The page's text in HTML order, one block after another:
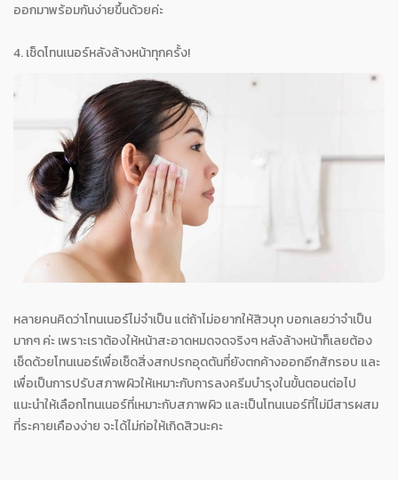
ออกมาพร้อมกันง่ายขึ้นด้วยค่ะ
4. เช็ดโทนเนอร์หลังล้างหน้าทุกครั้ง!
หลายคนคิดว่าโทนเนอร์ไม่จำเป็น แต่ถ้าไม่อยากให้สิวบุก บอกเลยว่าจำเป็น
มากๆ ค่ะ เพราะเราต้องให้หน้าสะอาดหมดจดจริงๆ หลังล้างหน้าก็เลยต้อง
เช็ดด้วยโทนเนอร์เพื่อเช็ดสิ่งสกปรกอุดตันที่ยังตกค้างออกอีกสักรอบ และ
เพื่อเป็นการปรับสภาพผิวให้เหมาะกับการลงครีมบำรุงในขั้นตอนต่อไป
แนะนำให้เลือกโทนเนอร์ที่เหมาะกับสภาพผิว และเป็นโทนเนอร์ที่ไม่มีสารผสม
ที่ระคายเคืองง่าย จะได้ไม่ก่อให้เกิดสิวนะคะ